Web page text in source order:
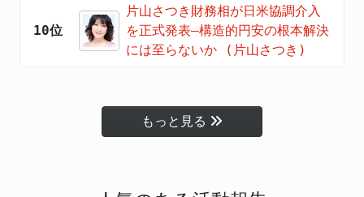
10位
片山さつき財務相が日米協調介入
を正式発表―構造的円安の根本解決
には至らないか (片山さつき)
もっと見る